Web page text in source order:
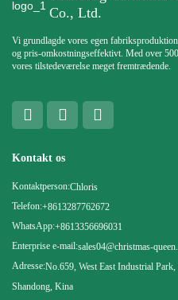
Co., Ltd.
Vi grundlagde vores egen
og pris-omkostningseffektivt. Med over
vores tilstedeværelse meget fremtrædende.
Kontakt os
Kontaktperson:Chloris
Telefon:+8613287762672
WhatsApp:+8613356696031
Enterprise e-mail:sales04@christmas-
Adresse:No.659, West East Industrial
Shandong, Kina